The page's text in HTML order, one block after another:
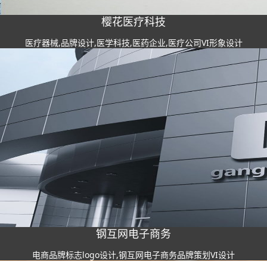
樱花医疗科技
医疗器械,品牌设计,医学科技,医药企业,医疗公司VI形象设计
钢互网电子商务
电商品牌标志logo设计,钢互网电子商务品牌策划VI设计